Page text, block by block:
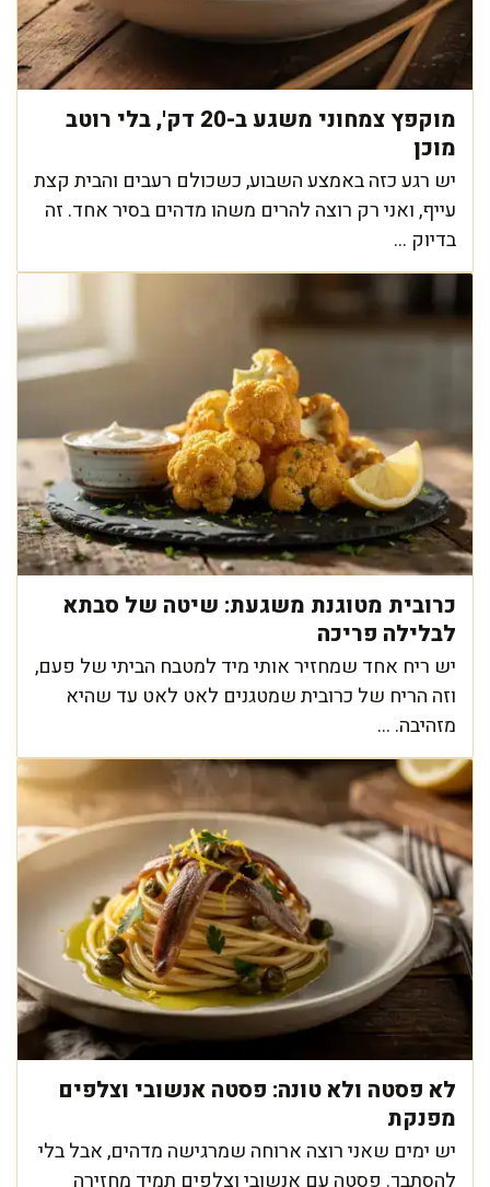
מוקפץ צמחוני משגע ב-20 דק', בלי רוטב
מוכן
יש רגע כזה באמצע השבוע, כשכולם רעבים והבית קצת
עייף, ואני רק רוצה להרים משהו מדהים בסיר אחד. זה
בדיוק ...
כרובית מטוגנת משגעת: שיטה של סבתא
לבלילה פריכה
יש ריח אחד שמחזיר אותי מיד למטבח הביתי של פעם,
וזה הריח של כרובית שמטגנים לאט לאט עד שהיא
מזהיבה. ...
לא פסטה ולא טונה: פסטה אנשובי וצלפים
מפנקת
יש ימים שאני רוצה ארוחה שמרגישה מדהים, אבל בלי
להסתבך. פסטה עם אנשובי וצלפים תמיד מחזירה